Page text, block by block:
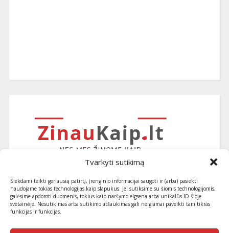
Tvarkyti sutikimą
Siekdami teikti geriausią patirtį, įrenginio informacijai saugoti ir (arba) pasiekti
naudojame tokias technologijas kaip slapukus. Jei sutiksime su šiomis technologijomis,
galėsime apdoroti duomenis, tokius kaip naršymo elgsena arba unikalūs ID šioje
svetainėje. Nesutikimas arba sutikimo atšaukimas gali neigiamai paveikti tam tikras
funkcijas ir funkcijas.
Užsiprenumeruokite naujausius